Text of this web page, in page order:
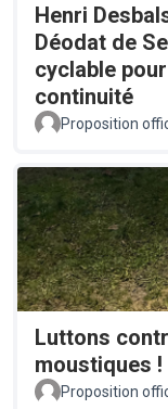
Henri
Déodat de
cyclable
continuité
Proposition
Luttons
moustiques !
Proposition